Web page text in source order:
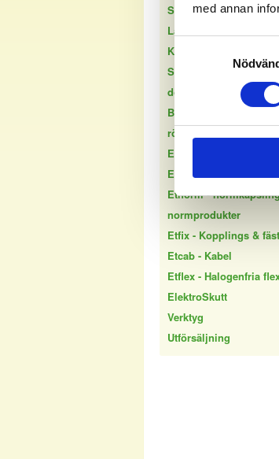
med annan
Samtyckesval
Spisdon - Perilex &
Lampdon - DCL
Kapslade apparater -
Sladdställ,
don
Belysningsstyrning -
rörelsevakter
Etled - LED belysning
Etheat - golvvärme &
Etnorm -
normprodukter
Etfix - Kopplings &
Etcab - Kabel
Etflex - Halogenfria
ElektroSkutt
Verktyg
Utförsäljning